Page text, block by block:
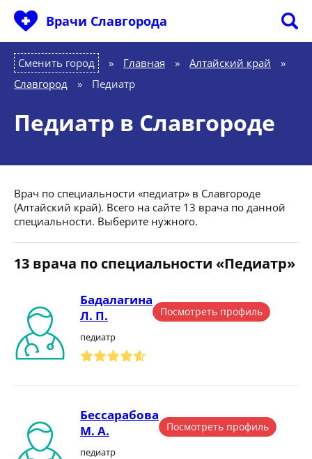
Врачи Славгорода
Сменить город Главная » Алтайский край
»
Славгород
» Педиатр
Педиатр в Славгороде
Врач по специальности «педиатр» в Славгороде
(Алтайский край). Всего на сайте 13 врача по данной
специальности. Выберите нужного.
13 врача по специальности «Педиатр»
Бадалагина
Л. П.
педиатр
Посмотреть профиль
Бессарабова
М. А.
педиатр
Посмотреть профиль